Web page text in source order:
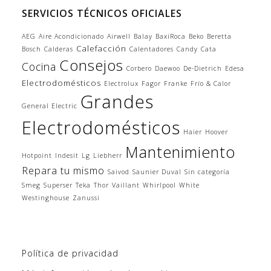
SERVICIOS TÉCNICOS OFICIALES
AEG Aire Acondicionado Airwell Balay BaxiRoca Beko Beretta
Bosch Calderas Calefacción Calentadores Candy Cata
Cocina Consejos Corbero Daewoo De-Dietrich Edesa
Electrodomésticos Electrolux Fagor Franke Frío & Calor
General Electric Grandes
Electrodomésticos Haier Hoover
Hotpoint Indesit Lg Liebherr Mantenimiento
Repara tu mismo Saivod Saunier Duval Sin categoría
Smeg Superser Teka Thor Vaillant Whirlpool White
Westinghouse Zanussi
Política de privacidad